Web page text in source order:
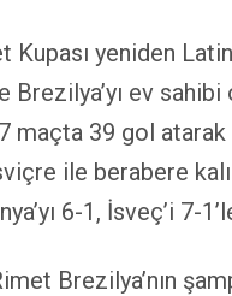
yeniden Latin
Brezilya’yı ev
maçta 39 gol
ile berabere
6-1, İsveç’i 7-
Brezilya’nın